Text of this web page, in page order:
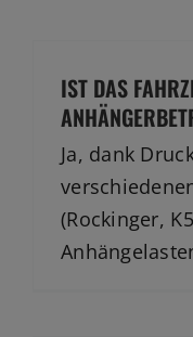
IST DAS
Ja, dank
(Rockinger,